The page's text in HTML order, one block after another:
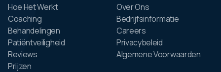
Hoe Het Werkt
Coaching
Behandelingen
Patiëntveiligheid
Reviews
Prijzen
Over Ons
Bedrijfsinformatie
Careers
Privacybeleid
Algemene Voorwaarden